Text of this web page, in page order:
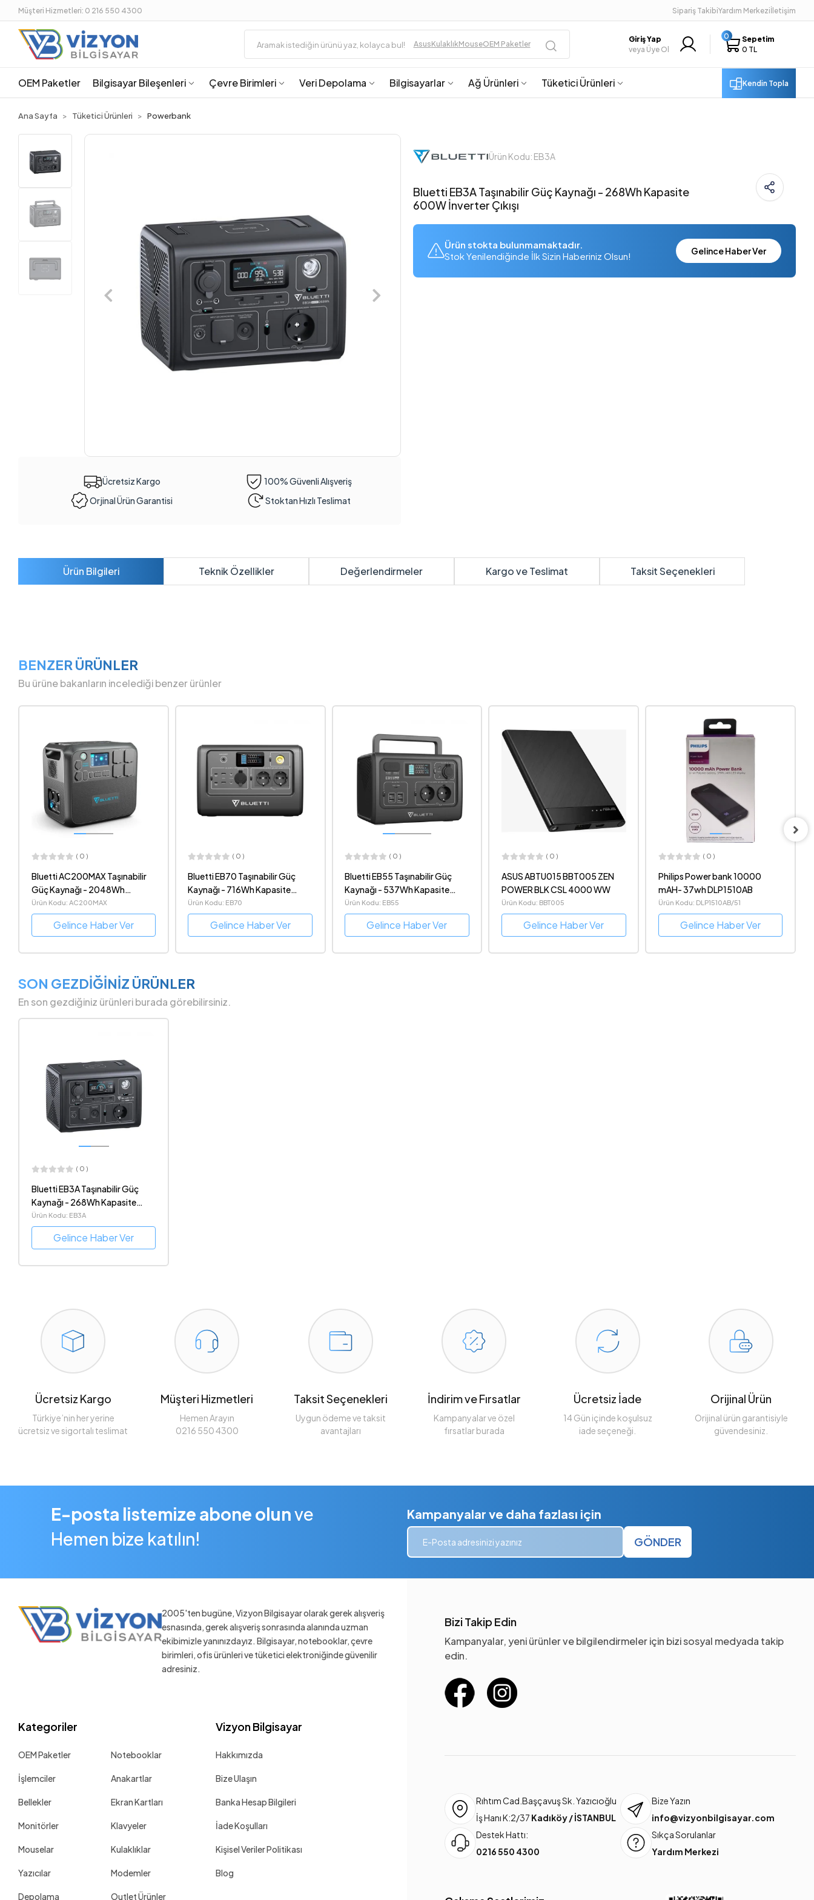
Müşteri Hizmetleri: 0 216 550 4300 Sipariş TakibiYardım Merkeziİletişim
AsusKulaklıkMouseOEM Paketler
Giriş Yap
veya Üye Ol
0
Sepetim
0 TL
OEM Paketler Bilgisayar Bileşenleri Çevre Birimleri Veri Depolama Bilgisayarlar Ağ Ürünleri Tüketici Ürünleri Kendin Topla
Ana Sayfa Tüketici Ürünleri Powerbank
Ücretsiz Kargo
100% Güvenli Alışveriş
Orjinal Ürün Garantisi
Stoktan Hızlı Teslimat
Ürün Kodu: EB3A
Bluetti EB3A Taşınabilir Güç Kaynağı - 268Wh Kapasite
600W İnverter Çıkışı
Ürün stokta bulunmamaktadır.
Stok Yenilendiğinde İlk Sizin Haberiniz Olsun!
Gelince Haber Ver
Ürün Bilgileri Teknik Özellikler Değerlendirmeler Kargo ve Teslimat Taksit Seçenekleri
BENZER ÜRÜNLER
Bu ürüne bakanların incelediği benzer ürünler
( 0 )
Bluetti EB70 Taşınabilir Güç
Kaynağı - 716Wh Kapasite
1000W İnverter Çıkışı
Ürün Kodu: EB70
Gelince Haber Ver
( 0 )
Bluetti EB55 Taşınabilir Güç
Kaynağı - 537Wh Kapasite
700W İnverter Çıkışı
Ürün Kodu: EB55
Gelince Haber Ver
( 0 )
ASUS ABTU015 BBT005 ZEN
POWER BLK CSL 4000 WW
Ürün Kodu: BBT005
Gelince Haber Ver
( 0 )
Philips Power bank 10000
mAH- 37wh DLP1510AB
Ürün Kodu: DLP1510AB/51
Gelince Haber Ver
( 0 )
Philips Power bank 10000
mAH+WiTH PD 37wh
DLP3610PB
Ürün Kodu: DLP3610PB/51
Gelince Haber Ver
SON GEZDİĞİNİZ ÜRÜNLER
En son gezdiğiniz ürünleri burada görebilirsiniz.
( 0 )
Bluetti EB3A Taşınabilir Güç
Kaynağı - 268Wh Kapasite
600W İnverter Çıkışı
Ürün Kodu: EB3A
Gelince Haber Ver
Ücretsiz Kargo
Türkiye’nin her yerine
ücretsiz ve sigortalı teslimat
Müşteri Hizmetleri
Hemen Arayın
0216 550 4300
Taksit Seçenekleri
Uygun ödeme ve taksit
avantajları
İndirim ve Fırsatlar
Kampanyalar ve özel
fırsatlar burada
Ücretsiz İade
14 Gün içinde koşulsuz
iade seçeneği.
Orijinal Ürün
Orijinal ürün garantisiyle
güvendesiniz.
E-posta listemize abone olunve
Hemen bize katılın!
Kampanyalar ve daha fazlası için
GÖNDER
2005'ten bugüne, Vizyon Bilgisayar olarak gerek alışveriş
esnasında, gerek alışveriş sonrasında alanında uzman
ekibimizle yanınızdayız. Bilgisayar, notebooklar, çevre
birimleri, ofis ürünleri ve tüketici elektroniğinde güvenilir
adresiniz.
Kategoriler
OEM Paketler Notebooklar
İşlemciler Anakartlar
Bellekler Ekran Kartları
Monitörler Klavyeler
Mouselar Kulaklıklar
Yazıcılar Modemler
Depolama Outlet Ürünler
Vizyon Bilgisayar
Hakkımızda
Bize Ulaşın
Banka Hesap Bilgileri
İade Koşulları
Kişisel Veriler Politikası
Blog
Bizi Takip Edin
Kampanyalar, yeni ürünler ve bilgilendirmeler için bizi sosyal medyada takip
edin.
Rıhtım Cad.Başçavuş Sk. Yazıcıoğlu
İş Hanı K:2/37 Kadıköy / İSTANBUL
Bize Yazın
info@vizyonbilgisayar.com
Destek Hattı:
0216 550 4300
Sıkça Sorulanlar
Yardım Merkezi